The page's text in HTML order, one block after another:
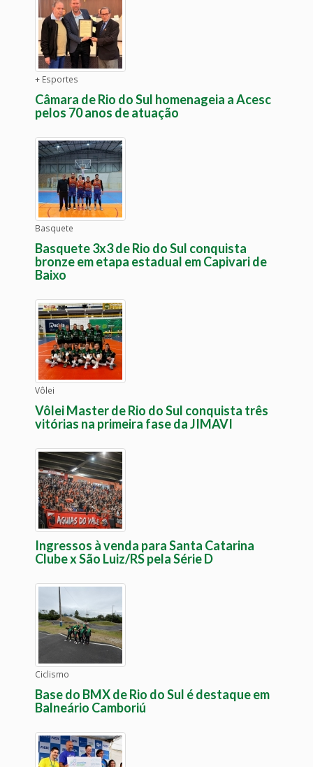
+ Esportes
Câmara de Rio do Sul homenageia a Acesc
pelos 70 anos de atuação
Basquete
Basquete 3x3 de Rio do Sul conquista
bronze em etapa estadual em Capivari de
Baixo
Vôlei
Vôlei Master de Rio do Sul conquista três
vitórias na primeira fase da JIMAVI
Ingressos à venda para Santa Catarina
Clube x São Luiz/RS pela Série D
Ciclismo
Base do BMX de Rio do Sul é destaque em
Balneário Camboriú